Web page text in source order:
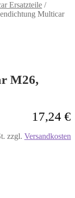
Ersatzteile /
Multicar
M26,
17,24 €
zzgl. Versandkosten